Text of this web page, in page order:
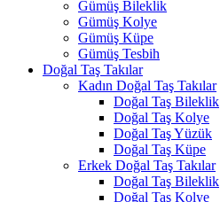
Gümüş Bileklik
Gümüş Kolye
Gümüş Küpe
Gümüş Tesbih
Doğal Taş Takılar
Kadın Doğal Taş Takılar
Doğal Taş Bileklik
Doğal Taş Kolye
Doğal Taş Yüzük
Doğal Taş Küpe
Erkek Doğal Taş Takılar
Doğal Taş Bileklik
Doğal Taş Kolye